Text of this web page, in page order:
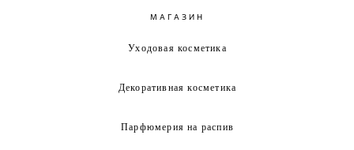
МАГАЗИН
Уходовая косметика
Декоративная косметика
Парфюмерия на распив